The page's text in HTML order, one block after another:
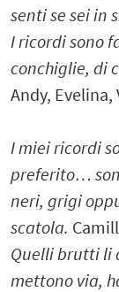
senti se sei in
I ricordi sono
conchiglie,
Andy, Evelina,
I miei ricordi
preferito…
neri, grigi
scatola.
Quelli brutti li
mettono via,